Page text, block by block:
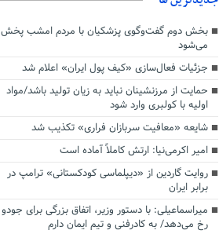
بخش دوم گفت‌وگوی پزشکیان با مردم امشب پخش
می‌شود
جزئیات فعال‌سازی «کیف پول ایران» اعلام شد
حمایت از مرزنشینان نباید به زیان تولید باشد/مواد
اولیه با کولبری وارد شود
شایعه «معافیت سربازان فراری» تکذیب شد
امیر اکرمی‌نیا: ارتش کاملاً آماده است
روایت گاردین از «دیپلماسی کودکستانی» ترامپ در
برابر ایران
میراسماعیلی: با دستور وزیر، اتفاق بزرگی برای جودو
رخ می‌دهد/ به کادرفنی و تیم ایمان دارم